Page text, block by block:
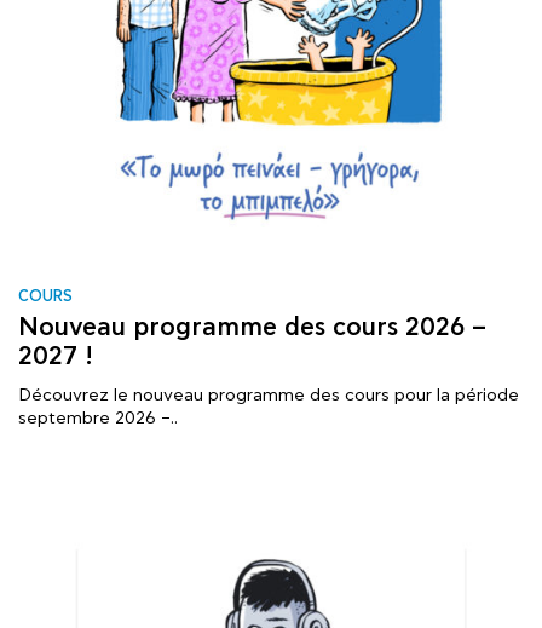
COURS
Nouveau programme des cours 2026 –
2027 !
Découvrez le nouveau programme des cours pour la période
septembre 2026 –..